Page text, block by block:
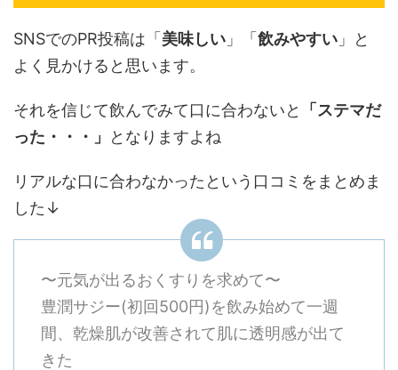
SNSでのPR投稿は「美味しい 」「飲みやすい 」と
よく見かけると思います。
それを信じて飲んでみて口に合わないと
「ステマだ
った・・・」
となりますよね
リアルな口に合わなかったという口コミをまとめま
した↓
〜元気が出るおくすりを求めて〜
豊潤サジー(初回500円)を飲み始めて一週
間、乾燥肌が改善されて肌に透明感が出て
きた